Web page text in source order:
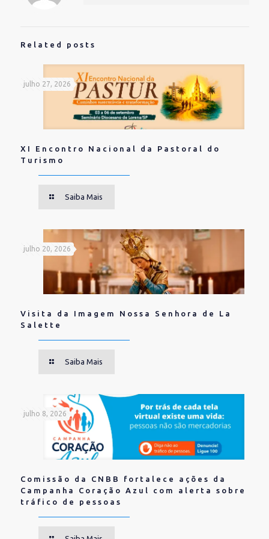
Related posts
julho 27, 2026
XI Encontro Nacional da Pastoral do
Turismo
Saiba Mais
julho 20, 2026
Visita da Imagem Nossa Senhora de La
Salette
Saiba Mais
julho 8, 2026
Comissão da CNBB fortalece ações da
Campanha Coração Azul com alerta sobre
tráfico de pessoas